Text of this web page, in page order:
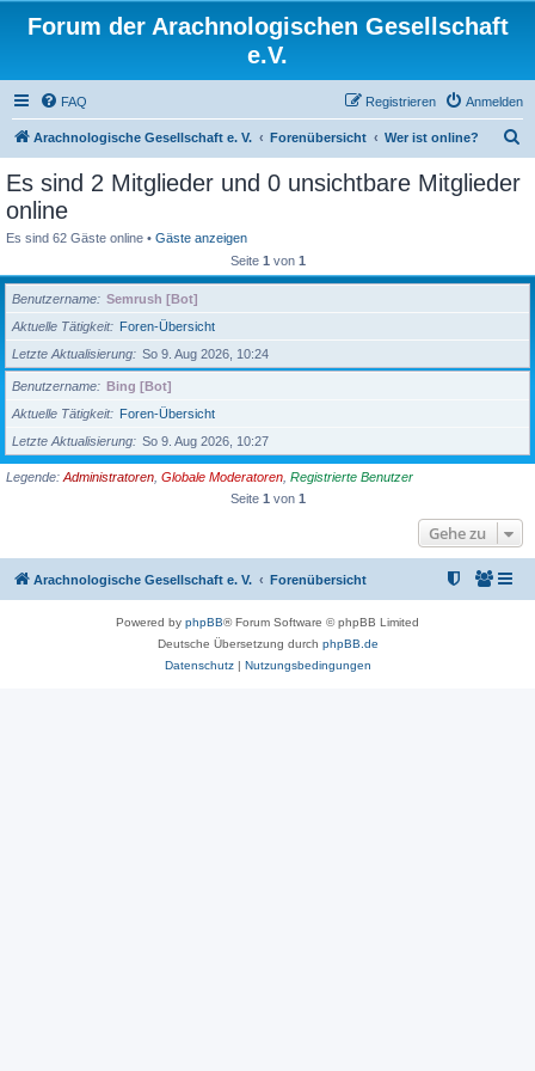
Forum der Arachnologischen Gesellschaft
e.V.
FAQ Anmelden
Registrieren
Arachnologische Gesellschaft e. V. Forenübersicht Wer ist online?
Es sind 2 Mitglieder und 0 unsichtbare Mitglieder
online
Es sind 62 Gäste online • Gäste anzeigen
Seite 1 von 1
Benutzername
Semrush [Bot]
Aktuelle Tätigkeit
Foren-Übersicht
Letzte Aktualisierung
So 9. Aug 2026, 10:24
Benutzername
Bing [Bot]
Aktuelle Tätigkeit
Foren-Übersicht
Letzte Aktualisierung
So 9. Aug 2026, 10:27
Legende: Administratoren Globale Moderatoren Registrierte Benutzer
Seite 1 von 1
Gehe zu
Arachnologische Gesellschaft e. V. Forenübersicht
Powered by phpBB® Forum Software © phpBB Limited
Deutsche Übersetzung durch phpBB.de
Datenschutz| Nutzungsbedingungen